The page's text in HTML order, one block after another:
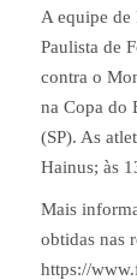
A equipe de
Paulista de
contra o
na Copa do
(SP). As
Hainus; às
Mais
obtidas nas
https://